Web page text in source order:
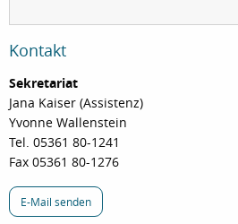
Kontakt
Sekretariat
Jana Kaiser (Assistenz)
Yvonne Wallenstein
Tel. 05361 80-1241
Fax 05361 80-1276
E-Mail senden